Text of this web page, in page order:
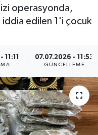
operasyonda,
iddia edilen 1'i çocuk
07.07.2026 - 11:53
GÜNCELLEME